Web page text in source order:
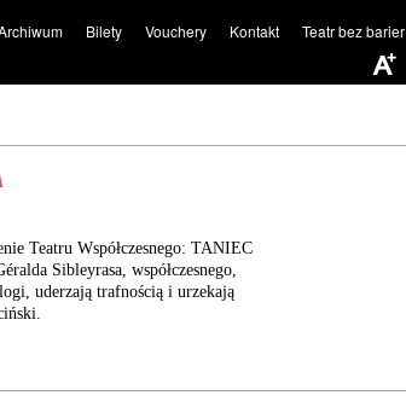
Bilety Vouchery Kontakt Teatr bez barier
Teatru Współczesnego: TANIEC
Sibleyrasa, współczesnego,
uderzają trafnością i urzekają